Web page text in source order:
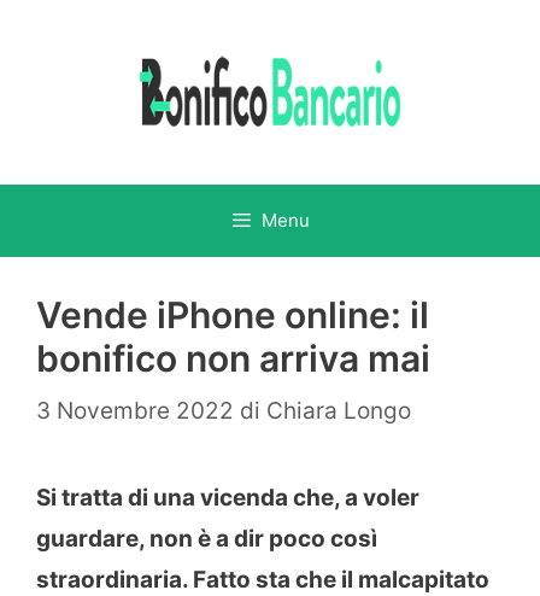
Menu
Vende iPhone online: il
bonifico non arriva mai
3 Novembre 2022 di Chiara Longo
Si tratta di una vicenda che, a voler
guardare, non è a dir poco così
straordinaria. Fatto sta che il malcapitato